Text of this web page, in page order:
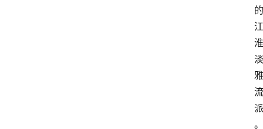
的
江
淮
淡
雅
流
派
。